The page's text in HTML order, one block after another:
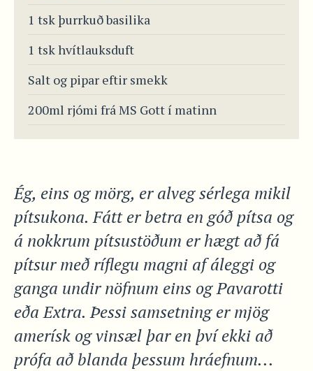
1 tsk þurrkuð basilika
1 tsk hvítlauksduft
Salt og pipar eftir smekk
200ml rjómi frá MS Gott í matinn
Ég, eins og mörg, er alveg sérlega mikil
pítsukona. Fátt er betra en góð pítsa og
á nokkrum pítsustöðum er hægt að fá
pítsur með ríflegu magni af áleggi og
ganga undir nöfnum eins og Pavarotti
eða Extra. Þessi samsetning er mjög
amerísk og vinsæl þar en því ekki að
prófa að blanda þessum hráefnum...